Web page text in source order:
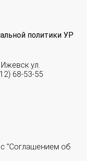
политики УР
ул.
68-53-55
с "Соглашением об